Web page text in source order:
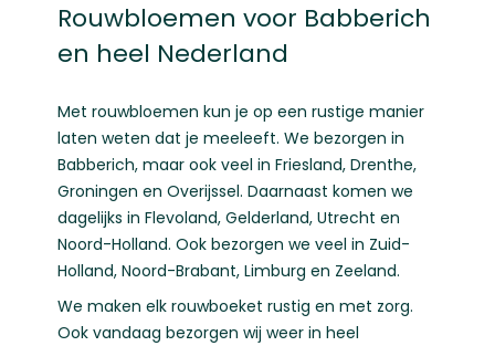
Rouwbloemen voor Babberich
en heel Nederland
Met rouwbloemen kun je op een rustige manier
laten weten dat je meeleeft. We bezorgen in
Babberich, maar ook veel in Friesland, Drenthe,
Groningen en Overijssel. Daarnaast komen we
dagelijks in Flevoland, Gelderland, Utrecht en
Noord-Holland. Ook bezorgen we veel in Zuid-
Holland, Noord-Brabant, Limburg en Zeeland.
We maken elk rouwboeket rustig en met zorg.
Ook vandaag bezorgen wij weer in heel